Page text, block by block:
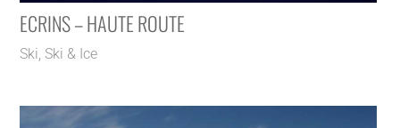
ECRINS – HAUTE ROUTE
Ski,Ski & Ice